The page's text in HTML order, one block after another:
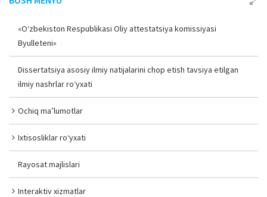
«O‘zbekiston Respublikasi Oliy attestatsiya komissiyasi
Byulleteni»
Dissertatsiya asosiy ilmiy natijalarini chop etish tavsiya etilgan
ilmiy nashrlar ro‘yxati
Ochiq ma’lumotlar
Ixtisosliklar ro‘yxati
Rayosat majlislari
Interaktiv xizmatlar